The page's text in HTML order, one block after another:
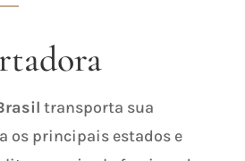
transporta sua
os principais estados e